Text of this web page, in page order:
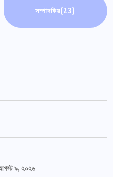
সম্পাদকিয়(23)
৯, ২০২৬